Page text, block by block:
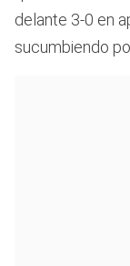
delante 3-0 en
sucumbiendo